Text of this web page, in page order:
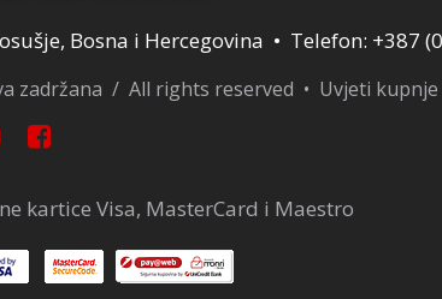
Bosna i Hercegovina • Telefon: +387
zadržana / All rights reserved • Uvjeti kupnje
kartice Visa, MasterCard i Maestro